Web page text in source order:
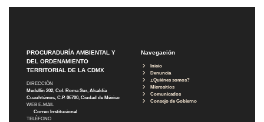
PROCURADURÍA AMBIENTAL Y
DEL ORDENAMIENTO
TERRITORIAL DE LA CDMX
DIRECCIÓN
Medellín 202, Col. Roma Sur, Alcaldía
Cuauhtémoc, C.P. 06700, Ciudad de México
WEB E-MAIL
Correo Institucional
TELÉFONO
Navegación
Inicio
Denuncia
¿Quiénes somos?
Micrositios
Comunicados
Consejo de Gobierno